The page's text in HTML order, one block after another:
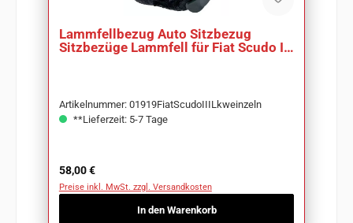
Lammfellbezug Auto Sitzbezug
Sitzbezüge Lammfell für Fiat Scudo III
Artikelnummer: 01919FiatScudoIIILkweinzeln
**Lieferzeit: 5-7 Tage
Regulärer Preis:
58,00 €
Preise inkl. MwSt. zzgl. Versandkosten
In den Warenkorb